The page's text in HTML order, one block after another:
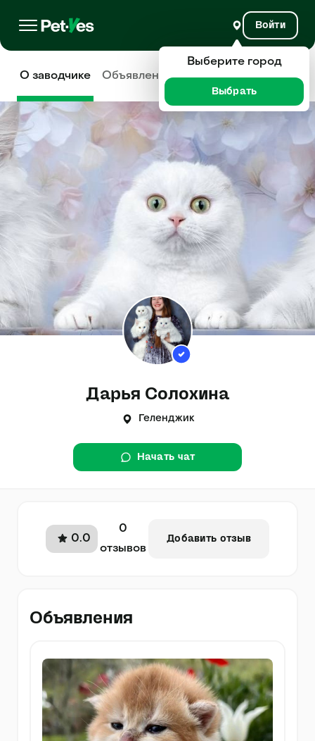
Войти
О заводчике Объявления Отзывы
Дарья Солохина
Геленджик
Начать чат
0.0
0
отзывов
Добавить отзыв
Объявления
Выберите город
Выбрать